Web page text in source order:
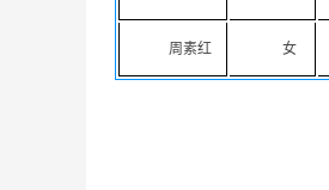
周素红 女